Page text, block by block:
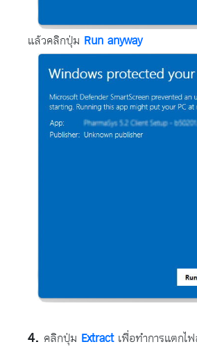
แล้วคลิกปุ่ม Run anyway
คลิกปุ่ม Extractเพื่อทำการแตกไ